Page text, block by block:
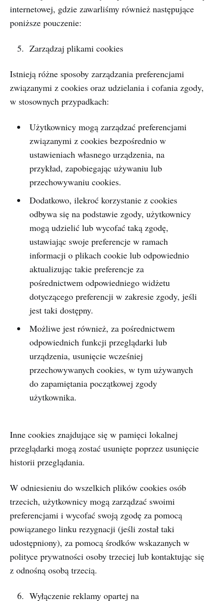
internetowej, gdzie zawarliśmy również następujące
poniższe pouczenie:
Zarządzaj plikami cookies
Istnieją różne sposoby zarządzania preferencjami
związanymi z cookies oraz udzielania i cofania zgody,
w stosownych przypadkach:
Użytkownicy mogą zarządzać preferencjami
związanymi z cookies bezpośrednio w
ustawieniach własnego urządzenia, na
przykład, zapobiegając używaniu lub
przechowywaniu cookies.
Dodatkowo, ilekroć korzystanie z cookies
odbywa się na podstawie zgody, użytkownicy
mogą udzielić lub wycofać taką zgodę,
ustawiając swoje preferencje w ramach
informacji o plikach cookie lub odpowiednio
aktualizując takie preferencje za
pośrednictwem odpowiedniego widżetu
dotyczącego preferencji w zakresie zgody, jeśli
jest taki dostępny.
Możliwe jest również, za pośrednictwem
odpowiednich funkcji przeglądarki lub
urządzenia, usunięcie wcześniej
przechowywanych cookies, w tym używanych
do zapamiętania początkowej zgody
użytkownika.
Inne cookies znajdujące się w pamięci lokalnej
przeglądarki mogą zostać usunięte poprzez usunięcie
historii przeglądania.
W odniesieniu do wszelkich plików cookies osób
trzecich, użytkownicy mogą zarządzać swoimi
preferencjami i wycofać swoją zgodę za pomocą
powiązanego linku rezygnacji (jeśli został taki
udostępniony), za pomocą środków wskazanych w
polityce prywatności osoby trzeciej lub kontaktując się
z odnośną osobą trzecią.
Wyłączenie reklamy opartej na